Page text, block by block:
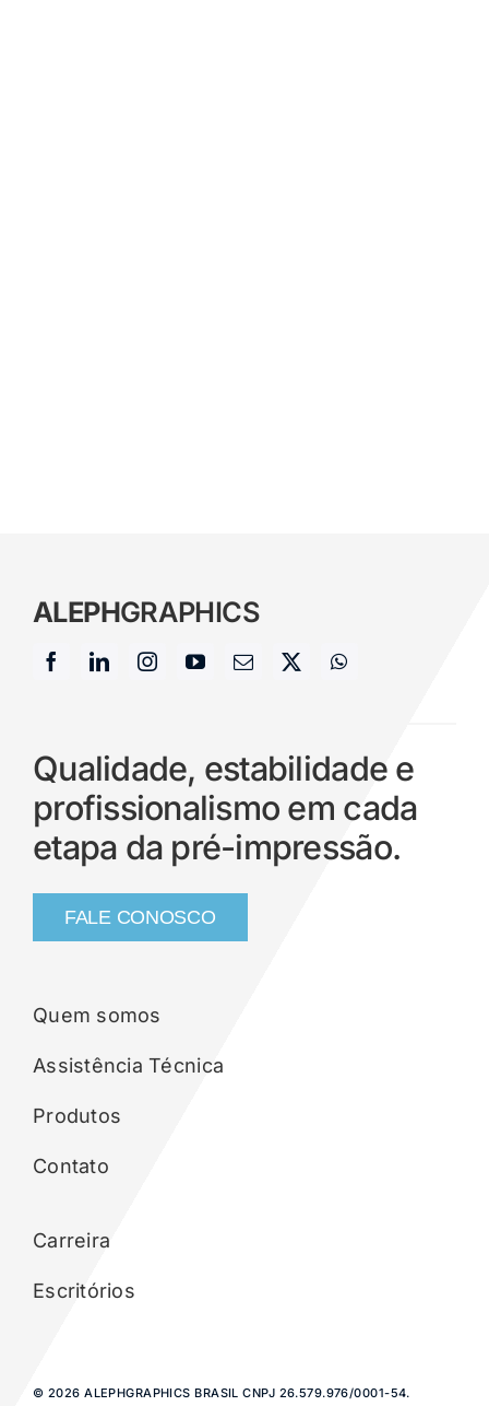
ALEPHGRAPHICS
Qualidade, estabilidade e
profissionalismo em cada
etapa da pré-impressão.
FALE CONOSCO
Quem somos
Assistência Técnica
Produtos
Contato
Carreira
Escritórios
© 2026 ALEPHGRAPHICS BRASIL CNPJ 26.579.976/0001-54.